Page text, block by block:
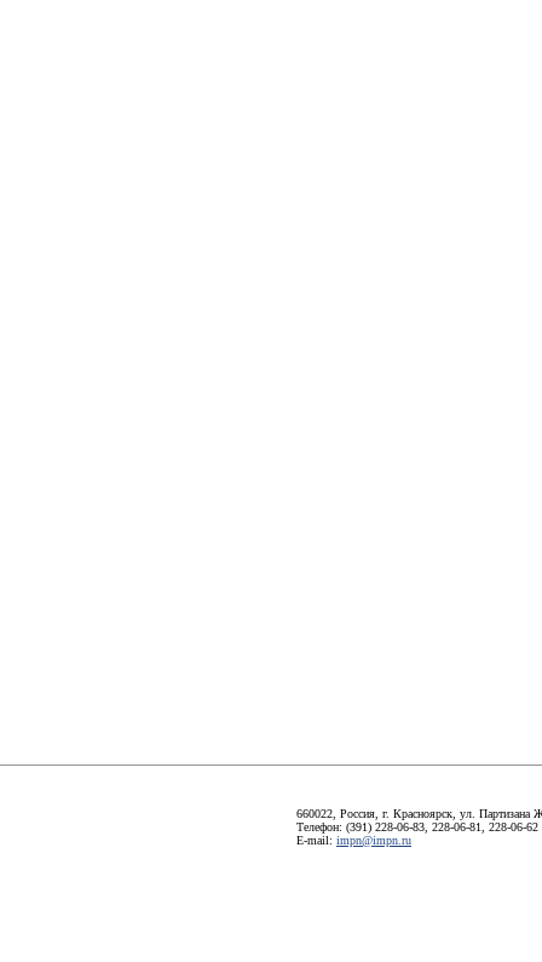
660022, Россия, г. Красноярск, ул. Партизана
Телефон: (391) 228-06-83, 228-06-81, 228-06-62
E-mail: impn@impn.ru